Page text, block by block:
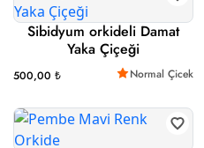
Sibidyum orkideli Damat
Yaka Çiçeği
500,00 ₺ Normal Çicek